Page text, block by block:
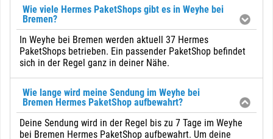
Wie viele Hermes PaketShops gibt es in Weyhe bei
Bremen?
In Weyhe bei Bremen werden aktuell 37 Hermes
PaketShops betrieben. Ein passender PaketShop befindet
sich in der Regel ganz in deiner Nähe.
Wie lange wird meine Sendung im Weyhe bei
Bremen Hermes PaketShop aufbewahrt?
Deine Sendung wird in der Regel bis zu 7 Tage im Weyhe
bei Bremen Hermes PaketShop aufbewahrt. Um deine